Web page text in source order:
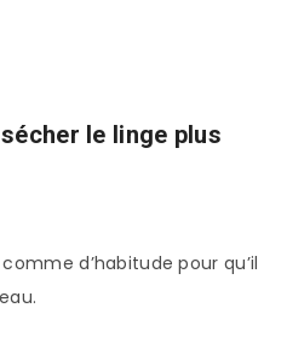
le linge plus
d’habitude pour qu’il